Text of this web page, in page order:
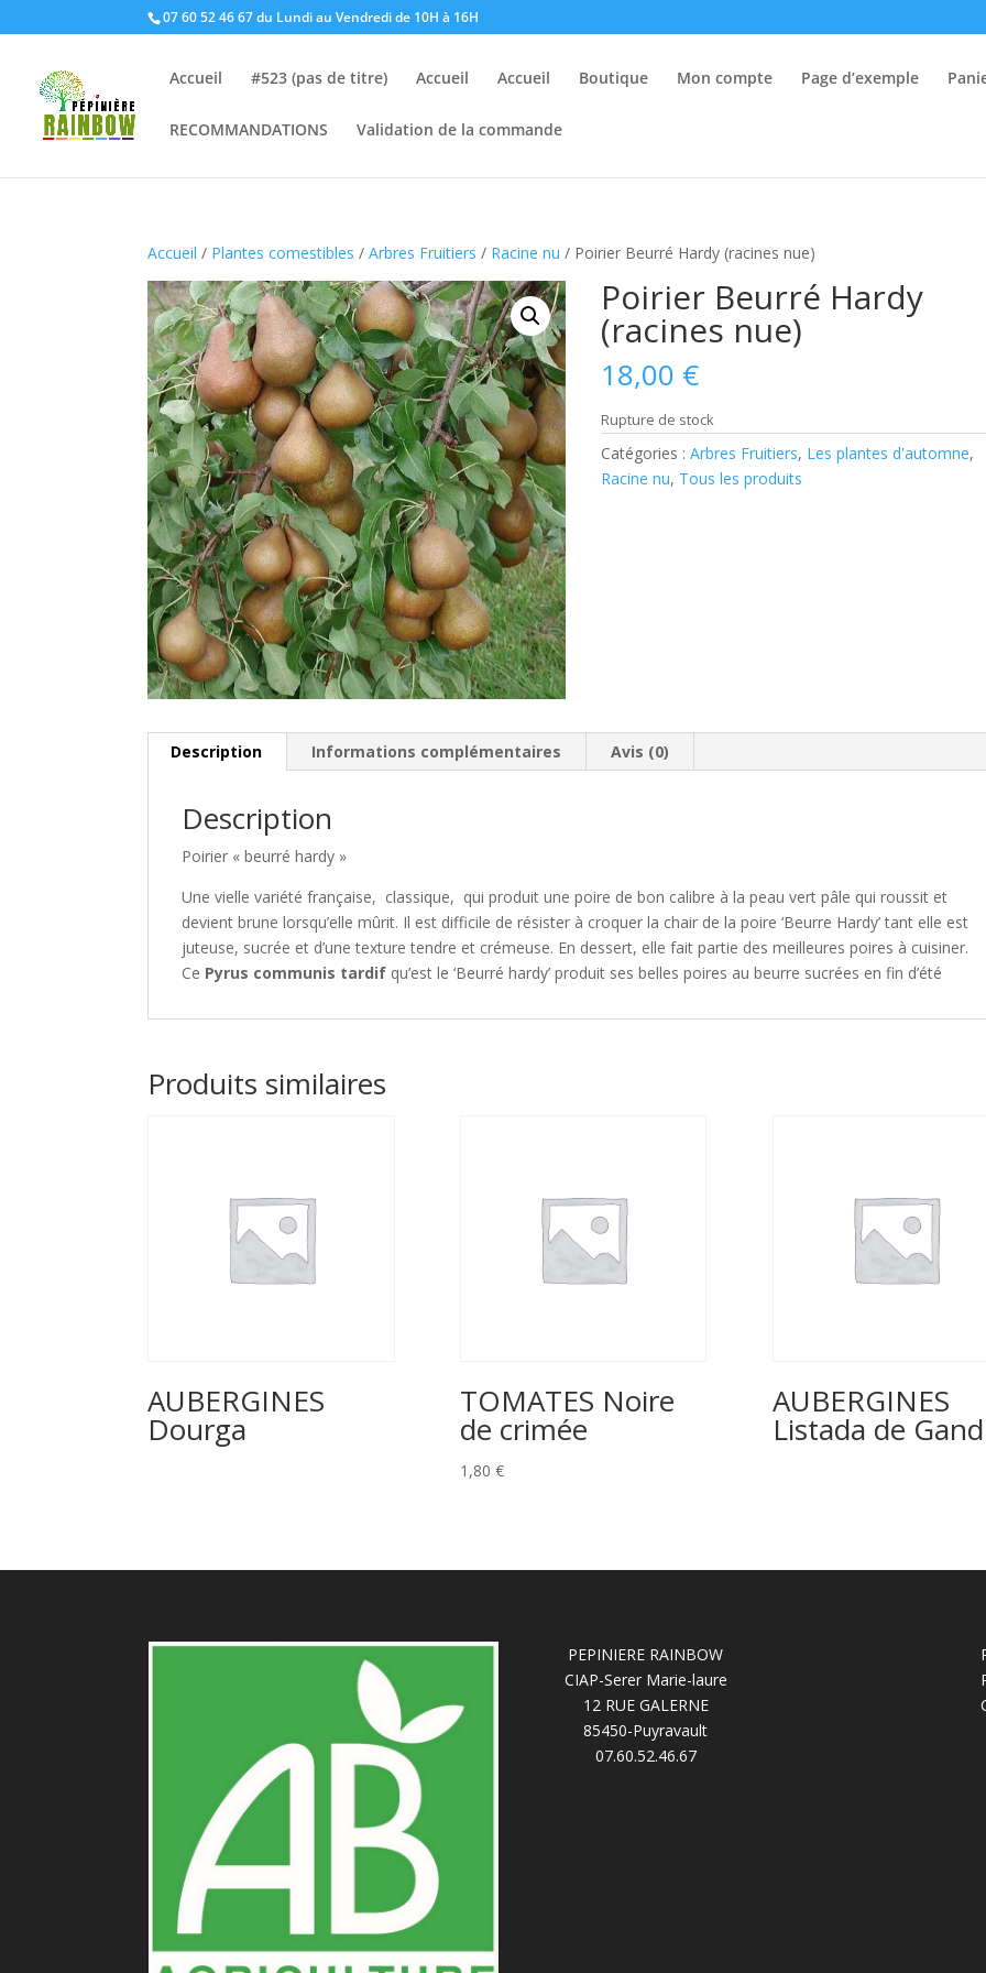
07 60 52 46 67 du Lundi au Vendredi de 10H à 16H
Accueil #523 (pas de titre) Accueil Accueil Boutique Mon compte Page d’exemple
RECOMMANDATIONS Validation de la commande
Accueil / Plantes comestibles /Arbres Fruitiers / Racine nu / Poirier Beurré Hardy (racines nue)
Poirier Beurré Hardy
(racines nue)
18,00 €
Rupture de stock
Catégories :Arbres Fruitiers, Les plantes d'automne,
Racine nu, Tous les produits
Description Informations complémentaires Avis (0)
Description
Poirier « beurré hardy »
Une vielle variété française, classique, qui produit une poire de bon calibre à la peau vert pâle qui roussit et
devient brune lorsqu’elle mûrit. Il est difficile de résister à croquer la chair de la poire ‘Beurre Hardy’ tant elle est
juteuse, sucrée et d’une texture tendre et crémeuse. En dessert, elle fait partie des meilleures poires à cuisiner.
Ce Pyrus communis tardif qu’est le ‘Beurré hardy’ produit ses belles poires au beurre sucrées en fin d’été
Produits similaires
AUBERGINES
Dourga
TOMATES Noire
de crimée
1,80 €
AUBERGINES
Listada de
PEPINIERE RAINBOW
CIAP-Serer Marie-laure
12 RUE GALERNE
85450-Puyravault
07.60.52.46.67